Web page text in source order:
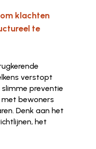
klachten
te
verstopt
preventie
met bewoners
Denk aan het
het